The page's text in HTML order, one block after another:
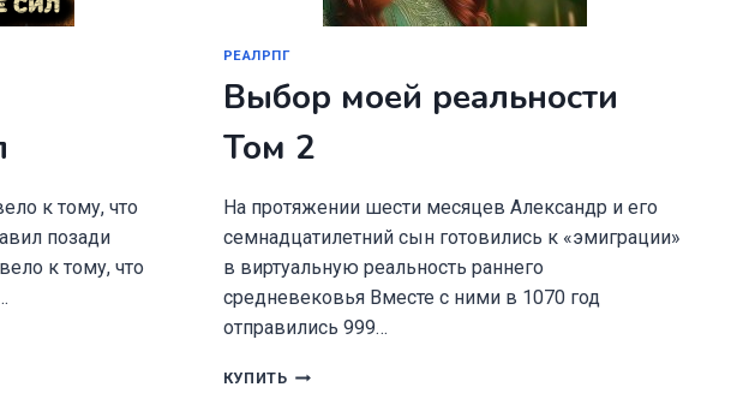
к тому, что
позади
к тому, что
РЕАЛРПГ
Выбор моей реальности
Том 2
На протяжении шести месяцев Александр и его
семнадцатилетний сын готовились к «эмиграции»
в виртуальную реальность раннего
средневековья Вместе с ними в 1070 год
отправились 999…
КУПИТЬ ВЫБОР